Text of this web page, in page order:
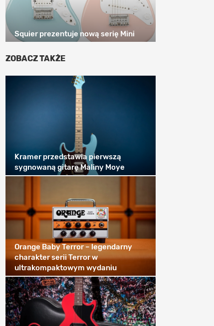
Squier prezentuje nową serię Mini
ZOBACZ TAKŻE
Kramer przedstawia pierwszą
sygnowaną gitarę Maliny Moye
Orange Baby Terror – legendarny
charakter serii Terror w
ultrakompaktowym wydaniu